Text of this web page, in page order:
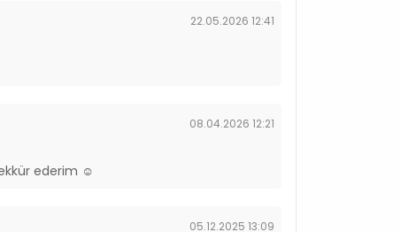
22.05.2026 12:41
08.04.2026 12:21
ederim ☺️
05.12.2025 13:09